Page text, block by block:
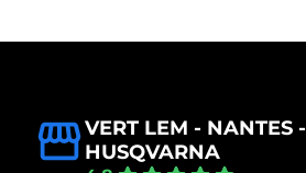
VERT LEM - NANTES -
HUSQVARNA